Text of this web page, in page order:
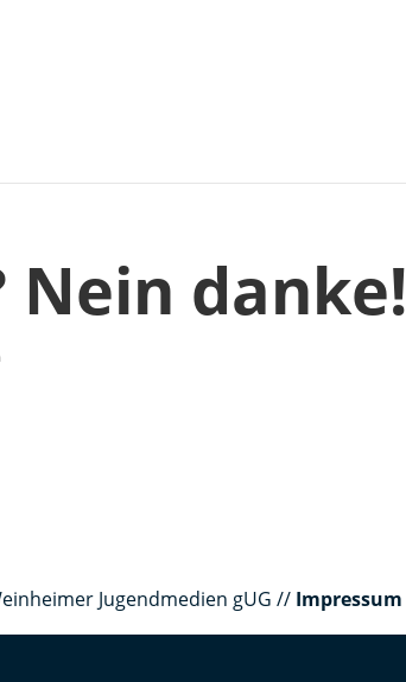
danke!
Jugendmedien gUG // Impressum